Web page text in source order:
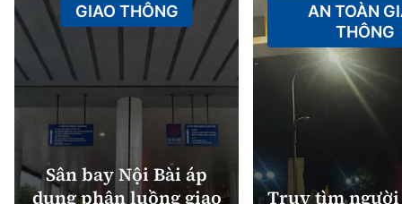
Sân bay Nội Bài áp
dụng phân luồng giao
GIAO THÔNG
Truy tìm
AN TOÀN
THÔNG